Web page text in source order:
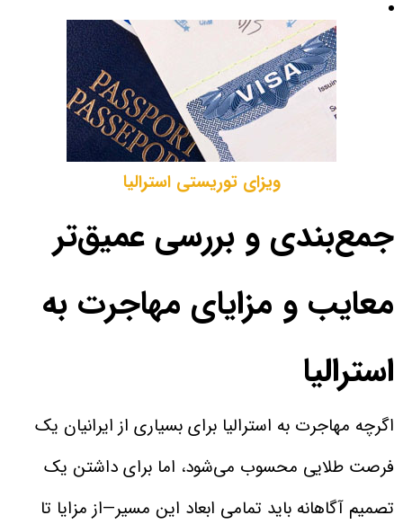
ویزای توریستی استرالیا
جمع‌بندی و بررسی عمیق‌تر
معایب و مزایای مهاجرت به
استرالیا
اگرچه مهاجرت به استرالیا برای بسیاری از ایرانیان یک
فرصت طلایی محسوب می‌شود، اما برای داشتن یک
تصمیم آگاهانه باید تمامی ابعاد این مسیر—از مزایا تا